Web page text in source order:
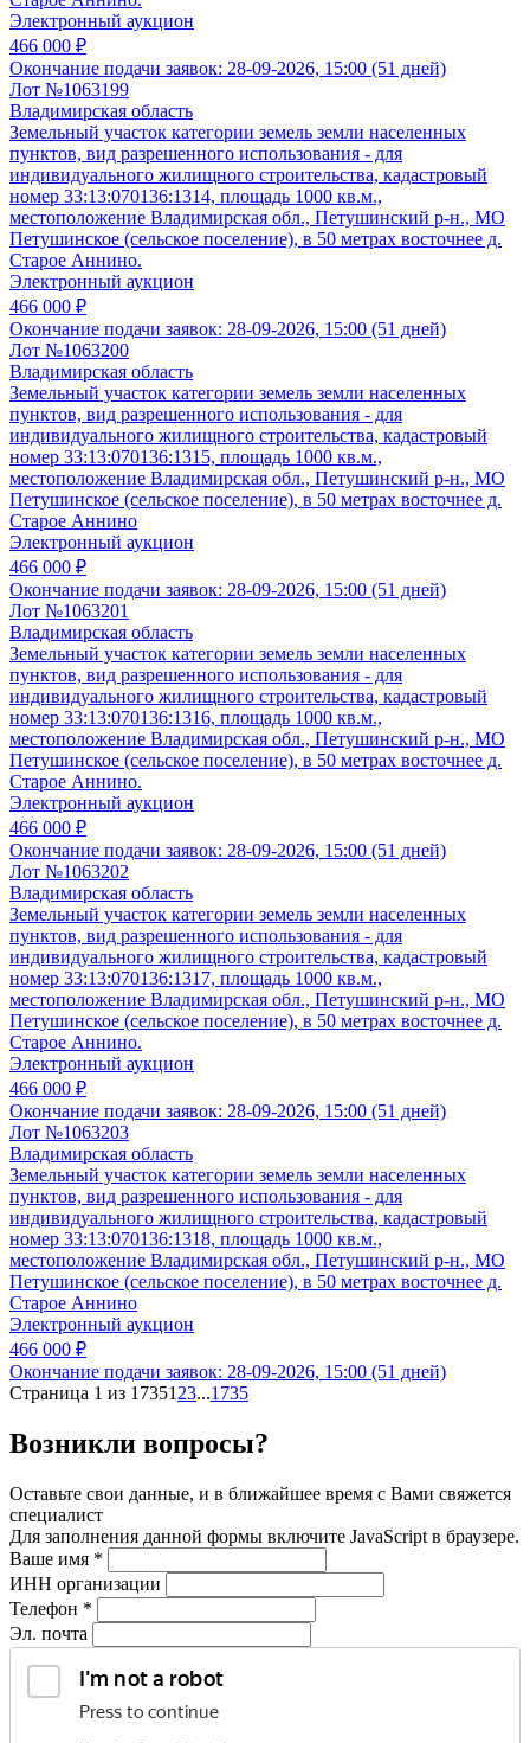
Электронный аукцион
466 000 ₽
Окончание подачи заявок: 28-09-2026, 15:00 (51 дней)
Лот №1063199
Владимирская область
Земельный участок категории земель земли населенных
пунктов, вид разрешенного использования - для
индивидуального жилищного строительства, кадастровый
номер 33:13:070136:1314, площадь 1000 кв.м.,
местоположение Владимирская обл., Петушинский р-н., МО
Петушинское (сельское поселение), в 50 метрах восточнее д.
Старое Аннино.
Электронный аукцион
466 000 ₽
Окончание подачи заявок: 28-09-2026, 15:00 (51 дней)
Лот №1063200
Владимирская область
Земельный участок категории земель земли населенных
пунктов, вид разрешенного использования - для
индивидуального жилищного строительства, кадастровый
номер 33:13:070136:1315, площадь 1000 кв.м.,
местоположение Владимирская обл., Петушинский р-н., МО
Петушинское (сельское поселение), в 50 метрах восточнее д.
Старое Аннино
Электронный аукцион
466 000 ₽
Окончание подачи заявок: 28-09-2026, 15:00 (51 дней)
Лот №1063201
Владимирская область
Земельный участок категории земель земли населенных
пунктов, вид разрешенного использования - для
индивидуального жилищного строительства, кадастровый
номер 33:13:070136:1316, площадь 1000 кв.м.,
местоположение Владимирская обл., Петушинский р-н., МО
Петушинское (сельское поселение), в 50 метрах восточнее д.
Старое Аннино.
Электронный аукцион
466 000 ₽
Окончание подачи заявок: 28-09-2026, 15:00 (51 дней)
Лот №1063202
Владимирская область
Земельный участок категории земель земли населенных
пунктов, вид разрешенного использования - для
индивидуального жилищного строительства, кадастровый
номер 33:13:070136:1317, площадь 1000 кв.м.,
местоположение Владимирская обл., Петушинский р-н., МО
Петушинское (сельское поселение), в 50 метрах восточнее д.
Старое Аннино.
Электронный аукцион
466 000 ₽
Окончание подачи заявок: 28-09-2026, 15:00 (51 дней)
Лот №1063203
Владимирская область
Земельный участок категории земель земли населенных
пунктов, вид разрешенного использования - для
индивидуального жилищного строительства, кадастровый
номер 33:13:070136:1318, площадь 1000 кв.м.,
местоположение Владимирская обл., Петушинский р-н., МО
Петушинское (сельское поселение), в 50 метрах восточнее д.
Старое Аннино
Электронный аукцион
466 000 ₽
Окончание подачи заявок: 28-09-2026, 15:00 (51 дней)
Страница 1 из 17351 23...1735
Возникли вопросы?
Оставьте свои данные, и в ближайшее время с Вами свяжется
специалист
Для заполнения данной формы включите JavaScript в браузере.
Ваше имя *
ИНН организации
Телефон *
Эл. почта